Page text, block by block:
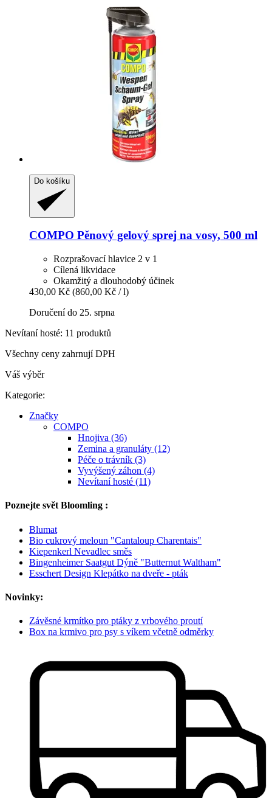
Do košíku
COMPO Pěnový gelový sprej na vosy, 500 ml
Rozprašovací hlavice 2 v 1
Cílená likvidace
Okamžitý a dlouhodobý účinek
430,00 Kč (860,00 Kč / l)
Doručení do 25. srpna
Nevítaní hosté: 11 produktů
Všechny ceny zahrnují DPH
Váš výběr
Kategorie:
Značky
COMPO
Hnojiva (36)
Zemina a granuláty (12)
Péče o trávník (3)
Vyvýšený záhon (4)
Nevítaní hosté (11)
Poznejte svět Bloomling :
Blumat
Bio cukrový meloun "Cantaloup Charentais"
Kiepenkerl Nevadlec směs
Bingenheimer Saatgut Dýně "Butternut Waltham"
Esschert Design Klepátko na dveře - pták
Novinky:
Závěsné krmítko pro ptáky z vrbového proutí
Box na krmivo pro psy s víkem včetně odměrky